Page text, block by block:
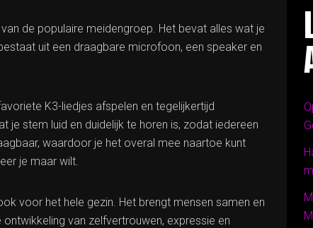
de populaire meidengroep. Het bevat alles wat je
uit een draagbare microfoon, een speaker en
K3-liedjes afspelen en tegelijkertijd
stem luid en duidelijk te horen is, zodat iedereen
waardoor je het overal mee naartoe kunt
je maar wilt.
voor het hele gezin. Het brengt mensen samen en
van zelfvertrouwen, expressie en